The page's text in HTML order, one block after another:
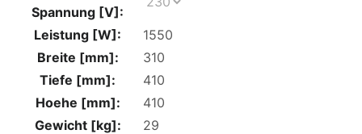
Spannung [V]:
Leistung [W]:
Breite [mm]:
Tiefe [mm]:
Hoehe [mm]:
Gewicht [kg]: